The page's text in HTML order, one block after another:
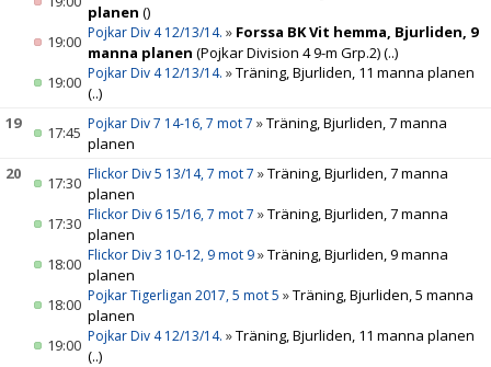
planen ()
19:00 Pojkar Div 4 12/13/14. » Forssa BK Vit hemma, Bjurliden, 9
manna planen (Pojkar Division 4 9-m Grp.2)(..)
19:00 Pojkar Div 4 12/13/14. »Träning, Bjurliden, 11 manna planen
(..)
19
17:45 Pojkar Div 7 14-16, 7 mot 7 »Träning, Bjurliden, 7 manna
planen
20
17:30 Flickor Div 5 13/14, 7 mot 7 »Träning, Bjurliden, 7 manna
planen
17:30 Flickor Div 6 15/16, 7 mot 7 »Träning, Bjurliden, 7 manna
planen
18:00 Flickor Div 3 10-12, 9 mot 9»Träning, Bjurliden, 9 manna
planen
18:00 Pojkar Tigerligan 2017, 5 mot 5 »Träning, Bjurliden, 5 manna
planen
19:00 Pojkar Div 4 12/13/14. »Träning, Bjurliden, 11 manna planen
(..)